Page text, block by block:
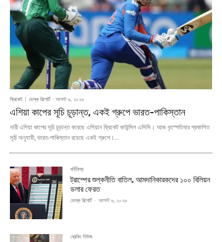
ক্রিকেট ডেস্ক রিপোর্ট - আগস্ট ৬, ২০২৬
এশিয়া কাপের সূচি চূড়ান্ত, একই গ্রুপে ভারত-পাকিস্তান
নারী এশিয়া কাপের সূচি চূড়ান্ত করেছে এশিয়ান ক্রিকেট কাউন্সিল এসিসি। আজ বৃহস্পতিবার প্রকাশিত
সূচি অনুযায়ী, ভারত-পাকিস্তান রয়েছে একই গ্রুপে।...
বর্হিবিশ্ব
ট্রাম্পের শুল্কনীতি বাতিল, আমদানিকারকদের ১০০ বিলিয়ন
ডলার ফেরত
ডেস্ক রিপোর্ট - আগস্ট ৬, ২০২৬
ব্রেকিং নিউজ